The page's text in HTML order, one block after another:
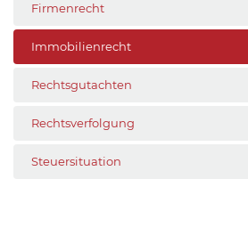
Firmenrecht
Immobilienrecht
Rechtsgutachten
Rechtsverfolgung
Steuersituation